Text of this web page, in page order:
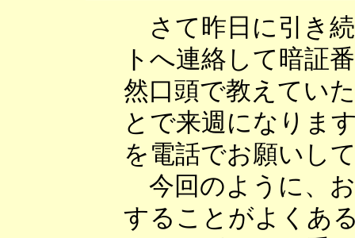
さて昨日に引き
トへ連絡して暗証
然口頭で教えてい
とで来週になりま
を電話でお願いし
今回のように、
することがよくあ